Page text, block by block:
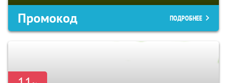
Промокод ПОДРОБНЕЕ